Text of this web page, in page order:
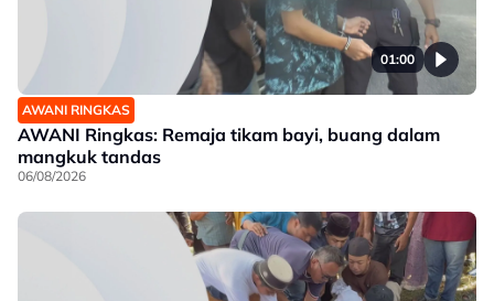
01:00
AWANI RINGKAS
AWANI Ringkas: Remaja tikam bayi, buang dalam
mangkuk tandas
06/08/2026